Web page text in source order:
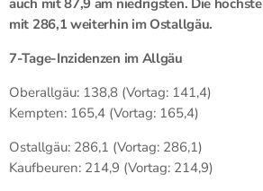
mit 286,1 weiterhin im Ostallgäu.
7-Tage-Inzidenzen im Allgäu
Oberallgäu: 138,8 (Vortag: 141,4)
Kempten: 165,4 (Vortag: 165,4)
Ostallgäu: 286,1 (Vortag: 286,1)
Kaufbeuren: 214,9 (Vortag: 214,9)